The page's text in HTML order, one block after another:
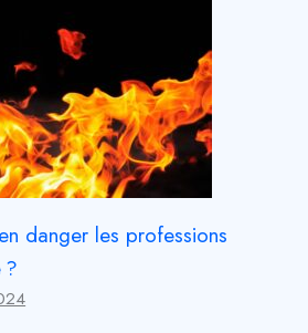
danger les professions
?